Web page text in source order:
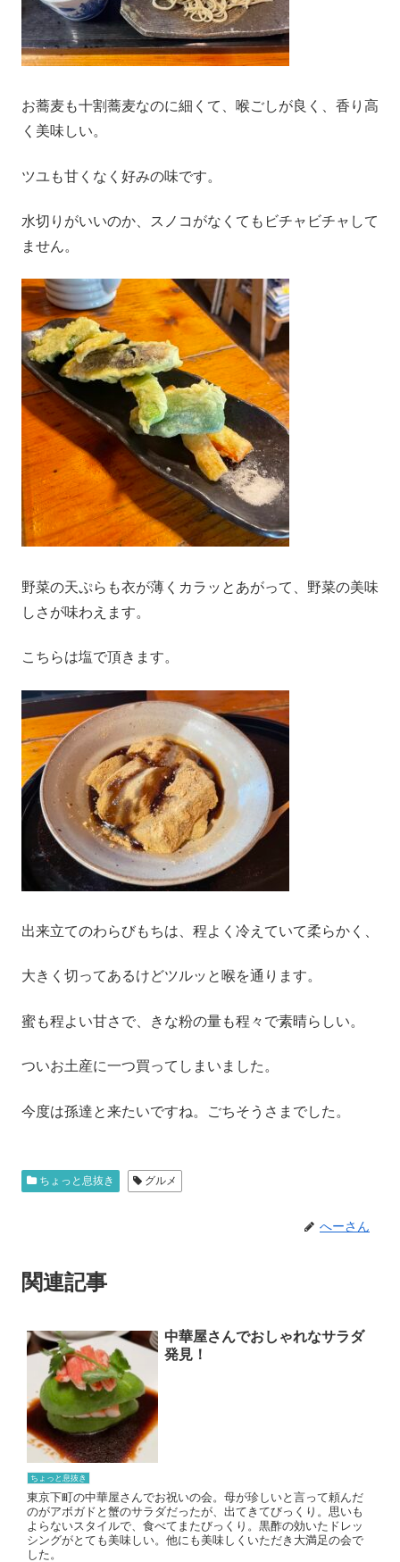
お蕎麦も十割蕎麦なのに細くて、喉ごしが良く、香り高
く美味しい。
ツユも甘くなく好みの味です。
水切りがいいのか、スノコがなくてもビチャビチャして
ません。
野菜の天ぷらも衣が薄くカラッとあがって、野菜の美味
しさが味わえます。
こちらは塩で頂きます。
出来立てのわらびもちは、程よく冷えていて柔らかく、
大きく切ってあるけどツルッと喉を通ります。
蜜も程よい甘さで、きな粉の量も程々で素晴らしい。
ついお土産に一つ買ってしまいました。
今度は孫達と来たいですね。ごちそうさまでした。
ちょっと息抜き グルメ
へーさん
関連記事
ちょっと息抜き
中華屋さんでおしゃれなサラダ
発見！
東京下町の中華屋さんでお祝いの会。母が珍しいと言って頼んだ
のがアボガドと蟹のサラダだったが、出てきてびっくり。思いも
よらないスタイルで、食べてまたびっくり。黒酢の効いたドレッ
シングがとても美味しい。他にも美味しくいただき大満足の会で
した。